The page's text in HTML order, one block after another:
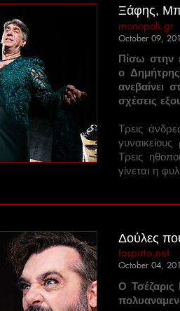
Ξάφης,
monopoli.gr
October 09,
Πίσω στην
ο
ανεβαίνει
σχέσεις
Τρεις
Τρεις
γίνεται η
Δούλες
tospirto.net
October 04,
Ο